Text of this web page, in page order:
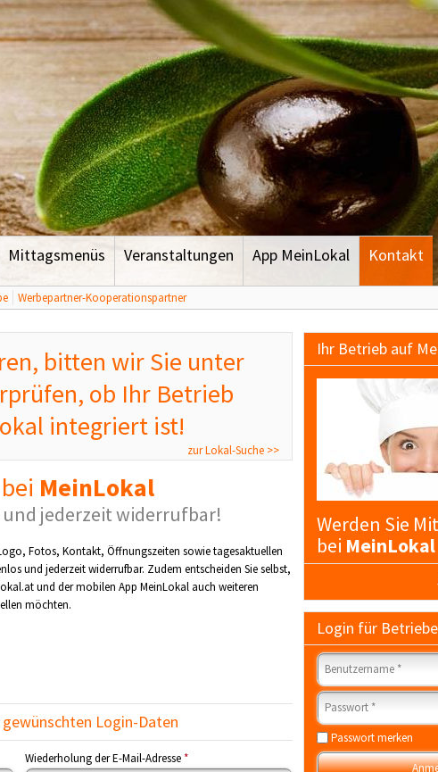
Mittagsmenüs Veranstaltungen App MeinLokal Kontakt
Werbepartner-Kooperationspartner
bitten wir Sie unter
ob Ihr Betrieb
integriert ist!
zur Lokal-Suche >>
MeinLokal
jederzeit widerrufbar!
Fotos, Kontakt, Öffnungszeiten sowie tagesaktuellen
und jederzeit widerrufbar. Zudem entscheiden Sie selbst,
und der mobilen App MeinLokal auch weiteren
möchten.
Login-Daten
Wiederholung der E-Mail-Adresse*
Ihr Betrieb auf
Werden Sie
bei MeinLokal
Login für Betriebe
Passwort merken